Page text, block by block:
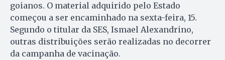
goianos. O material adquirido pelo Estado
começou a ser encaminhado na sexta-feira, 15.
Segundo o titular da SES, Ismael Alexandrino,
outras distribuições serão realizadas no decorrer
da campanha de vacinação.